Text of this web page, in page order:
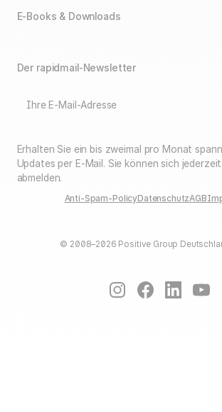
E-Books & Downloads
Der rapidmail-Newsletter
Ihre E-Mail-Adresse
Erhalten Sie ein bis zweimal pro Monat
Updates per E-Mail. Sie können sich
abmelden.
Anti-Spam-PolicyDatenschutzAGB
© 2008–2026 Positive Group